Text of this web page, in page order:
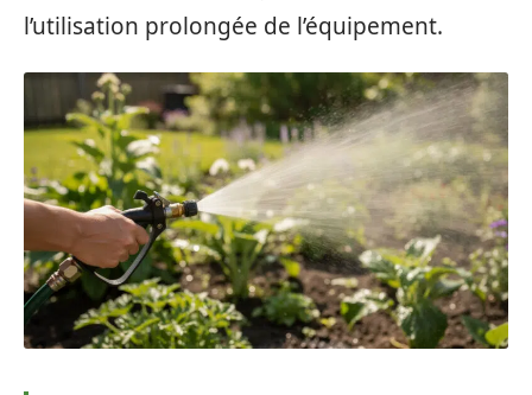
l’utilisation prolongée de l’équipement.